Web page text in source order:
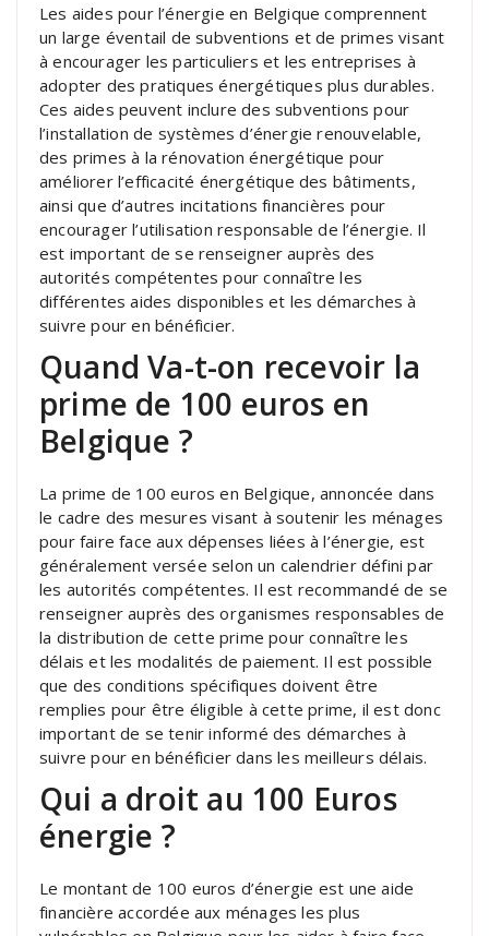
Les aides pour l’énergie en Belgique comprennent
un large éventail de subventions et de primes visant
à encourager les particuliers et les entreprises à
adopter des pratiques énergétiques plus durables.
Ces aides peuvent inclure des subventions pour
l’installation de systèmes d’énergie renouvelable,
des primes à la rénovation énergétique pour
améliorer l’efficacité énergétique des bâtiments,
ainsi que d’autres incitations financières pour
encourager l’utilisation responsable de l’énergie. Il
est important de se renseigner auprès des
autorités compétentes pour connaître les
différentes aides disponibles et les démarches à
suivre pour en bénéficier.
Quand Va-t-on recevoir la
prime de 100 euros en
Belgique ?
La prime de 100 euros en Belgique, annoncée dans
le cadre des mesures visant à soutenir les ménages
pour faire face aux dépenses liées à l’énergie, est
généralement versée selon un calendrier défini par
les autorités compétentes. Il est recommandé de se
renseigner auprès des organismes responsables de
la distribution de cette prime pour connaître les
délais et les modalités de paiement. Il est possible
que des conditions spécifiques doivent être
remplies pour être éligible à cette prime, il est donc
important de se tenir informé des démarches à
suivre pour en bénéficier dans les meilleurs délais.
Qui a droit au 100 Euros
énergie ?
Le montant de 100 euros d’énergie est une aide
financière accordée aux ménages les plus